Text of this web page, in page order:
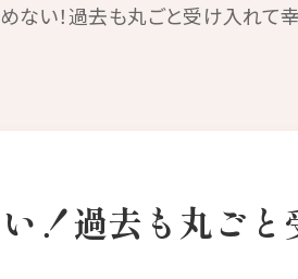
い！過去も丸ごと受け入れて
！過去も丸ごと